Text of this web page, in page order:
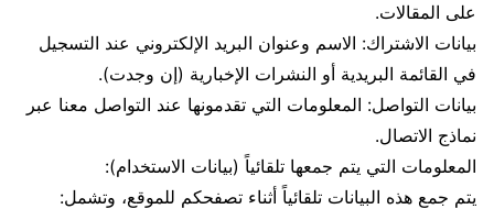
على المقالات.
بيانات الاشتراك: الاسم وعنوان البريد الإلكتروني عند التسجيل
في القائمة البريدية أو النشرات الإخبارية (إن وجدت).
بيانات التواصل: المعلومات التي تقدمونها عند التواصل معنا عبر
نماذج الاتصال.
المعلومات التي يتم جمعها تلقائياً (بيانات الاستخدام):
يتم جمع هذه البيانات تلقائياً أثناء تصفحكم للموقع، وتشمل: